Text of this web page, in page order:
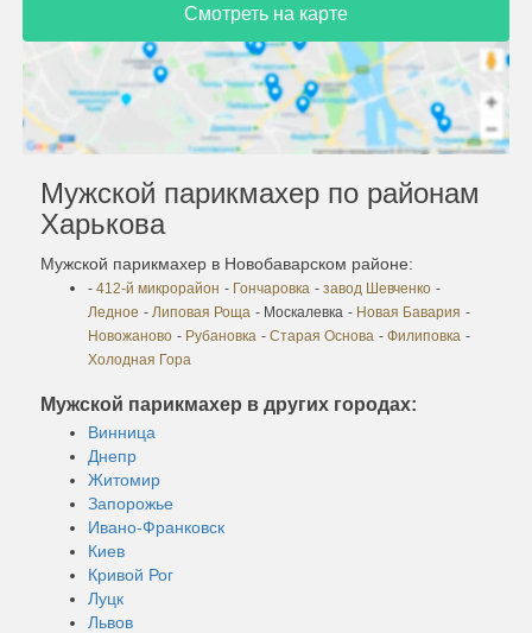
Смотреть на карте
Мужской парикмахер по районам
Харькова
Мужской парикмахер в Новобаварском районе:
- 412-й микрорайон - Гончаровка - завод Шевченко -
Ледное - Липовая Роща - Москалевка - Новая Бавария -
Новожаново - Рубановка - Старая Основа - Филиповка -
Холодная Гора
Мужской парикмахер в других городах:
Винница
Днепр
Житомир
Запорожье
Ивано-Франковск
Киев
Кривой Рог
Луцк
Львов